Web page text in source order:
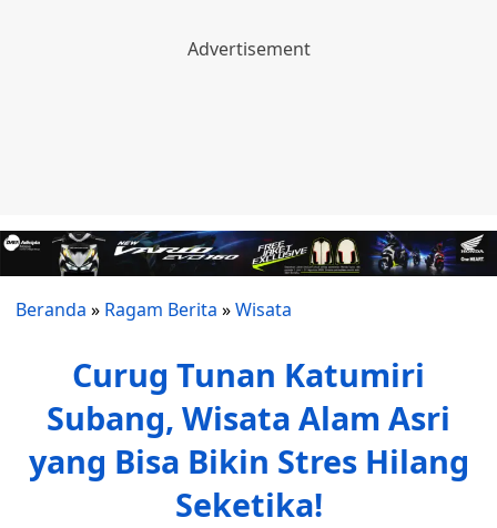
Beranda » Ragam Berita »Wisata
Curug Tunan Katumiri
Subang, Wisata Alam Asri
yang Bisa Bikin Stres Hilang
Seketika!